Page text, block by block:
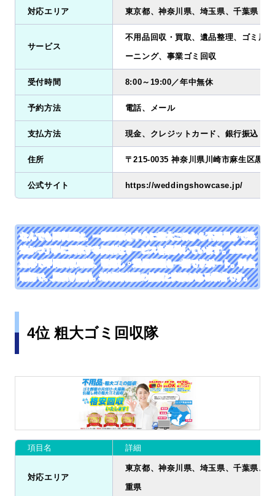
対応エリア 東京都、神奈川県、埼玉県、千葉県
サービス
不用品回収・買取、遺品整理、ゴミ屋
ーニング、事業ゴミ回収
受付時間 8:00～19:00／年中無休
予約方法 電話、メール
支払方法 現金、クレジットカード、銀行振込
住所 〒215-0035 神奈川県川崎市麻生区黒川
公式サイト https://weddingshowcase.jp/
なんでも回収団は、一都三県を中心に粗大ごみから不用品まで迅
速かつ丁寧に回収する便利なサービスを提供しています。24時間
対応で即日回収可能、引越し・遺品整理も一括でサポート。料金
明朗で、見積り無料。地域密着型の信頼と実績がある業者です。
4位 粗大ゴミ回収隊
項目名 詳細
対応エリア
東京都、神奈川県、埼玉県、千葉県、
重県